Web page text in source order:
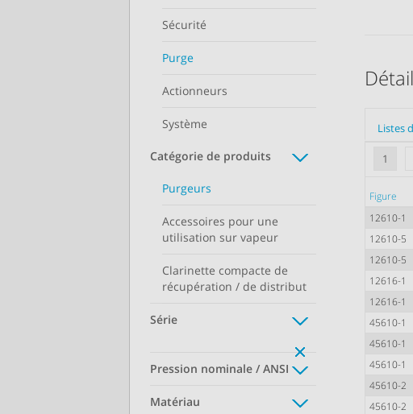
Listes
1
Figure
12610-1
12610-5
12610-5
12616-1
12616-1
45610-1
45610-1
45610-1
45610-2
45610-2
Sécurité
Purge
Actionneurs
Système
Catégorie de produits
Purgeurs
Accessoires pour une
utilisation sur vapeur
Clarinette compacte de
récupération / de distribut
Série
Pression nominale / ANSI
Matériau